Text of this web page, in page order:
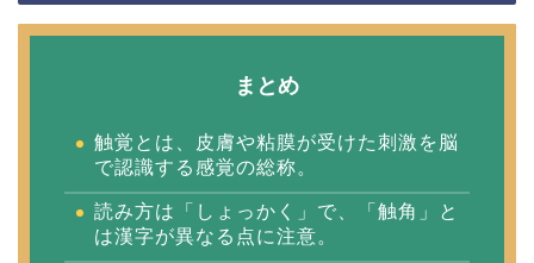
まとめ
触覚とは、皮膚や粘膜が受けた刺激を脳
で認識する感覚の総称。
読み方は「しょっかく」で、「触角」と
は漢字が異なる点に注意。